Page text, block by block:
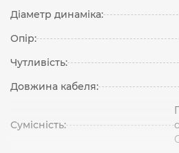
Діаметр динаміка:
Опір:
Чутливість:
Довжина кабеля:
Сумісність: